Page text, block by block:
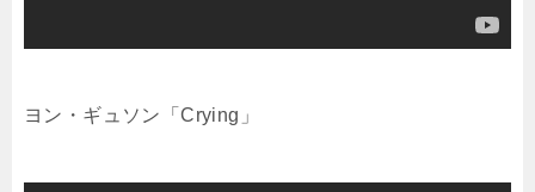
ヨン・ギュソン「Crying」